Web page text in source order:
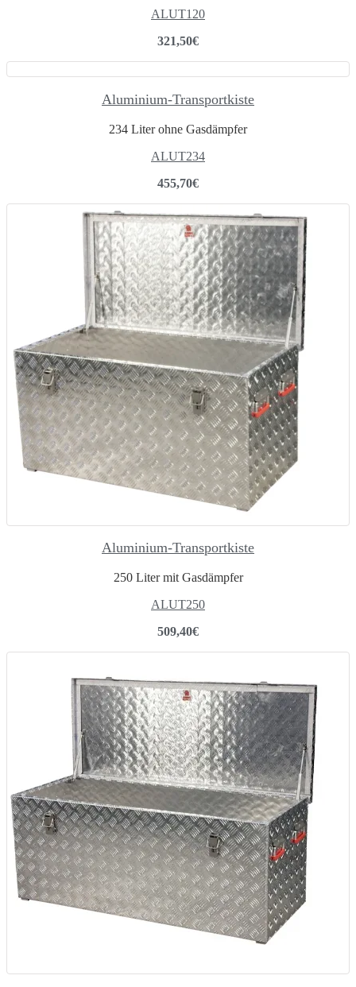
ALUT120
321,50€
Aluminium-Transportkiste
234 Liter ohne Gasdämpfer
ALUT234
455,70€
Aluminium-Transportkiste
250 Liter mit Gasdämpfer
ALUT250
509,40€